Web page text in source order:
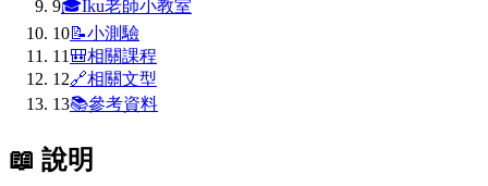
9🎓Iku老師小教室
10📝小測驗
11 🎒相關課程
12🔗相關文型
13📚參考資料
📖 說明